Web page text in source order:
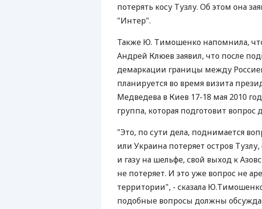
потерять косу Тузлу. Об этом она
"Интер".
Также Ю. Тимошенко напомнила,
Андрей Клюев заявил, что после
демаркации границы между
планируется во время визита
Медведева в Киев 17-18 мая 2010
группа, которая подготовит
"Это, по сути дела, поднимается
или Украина потеряет остров
и газу на шельфе, свой выход к
не потеряет. И это уже вопрос не
территории", - сказала
подобные вопросы должны